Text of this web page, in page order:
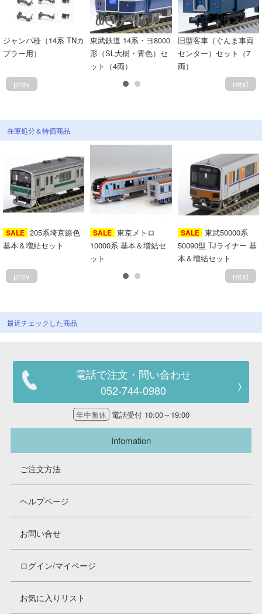
ジャンパ栓（14系 TNカ
プラー用）
東武鉄道 14系・ヨ8000
形（SL大樹・青色）セ
ット（4両）
旧型客車（ぐんま車両
センター）セット（7
両）
prev next
在庫処分＆特価商品
SALE 205系埼京線色
基本＆増結セット
SALE 東京メトロ
10000系 基本＆増結セ
ット
SALE 東武50000系
50090型 TJライナー 基
本＆増結セット
prev next
最近チェックした商品
電話で注文・問い合わせ
052-744-0980
年中無休 電話受付 10:00～19:00
Infomation
ご注文方法
ヘルプページ
お問い合せ
ログイン/マイページ
お気に入りリスト